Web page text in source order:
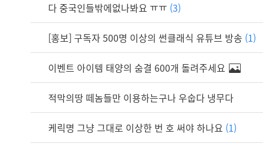
다 중국인들밖에없나봐요 ㅠㅠ (3)
[홍보] 구독자 500명 이상의 썬클래식 유튜브 방송 (1)
이벤트 아이템 태양의 숨결 600개 돌려주세요
적막의땅 떼놈들만 이용하는구나 우숩다 냉무다
케릭명 그냥 그대로 이상한 번 호 써야 하나요 (1)